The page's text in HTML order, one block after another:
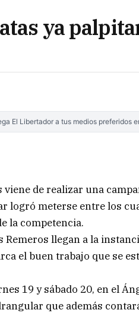
ya
El Libertador a tus medios preferidos
viene de realizar una
logró meterse entre los
la competencia.
Remeros llegan a la
el buen trabajo que se
19 y sábado 20, en el
que además